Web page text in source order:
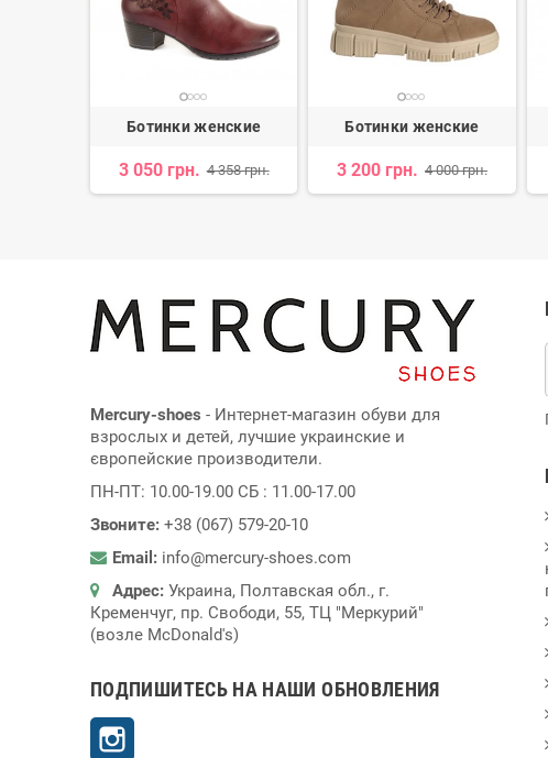
Ботинки женские
3 050 грн. 4 358 грн.
Ботинки женские
3 200 грн. 4 000 грн.
Mercury-shoes - Интернет-магазин обуви для
взрослых и детей, лучшие украинские и
європейские производители.
ПН-ПТ: 10.00-19.00 СБ : 11.00-17.00
Звоните: +38 (067) 579-20-10
Email: info@mercury-shoes.com
Адрес: Украина, Полтавская обл., г.
Кременчуг, пр. Свободи, 55, ТЦ "Меркурий"
(возле McDonald's)
ПОДПИШИТЕСЬ НА НАШИ ОБНОВЛЕНИЯ